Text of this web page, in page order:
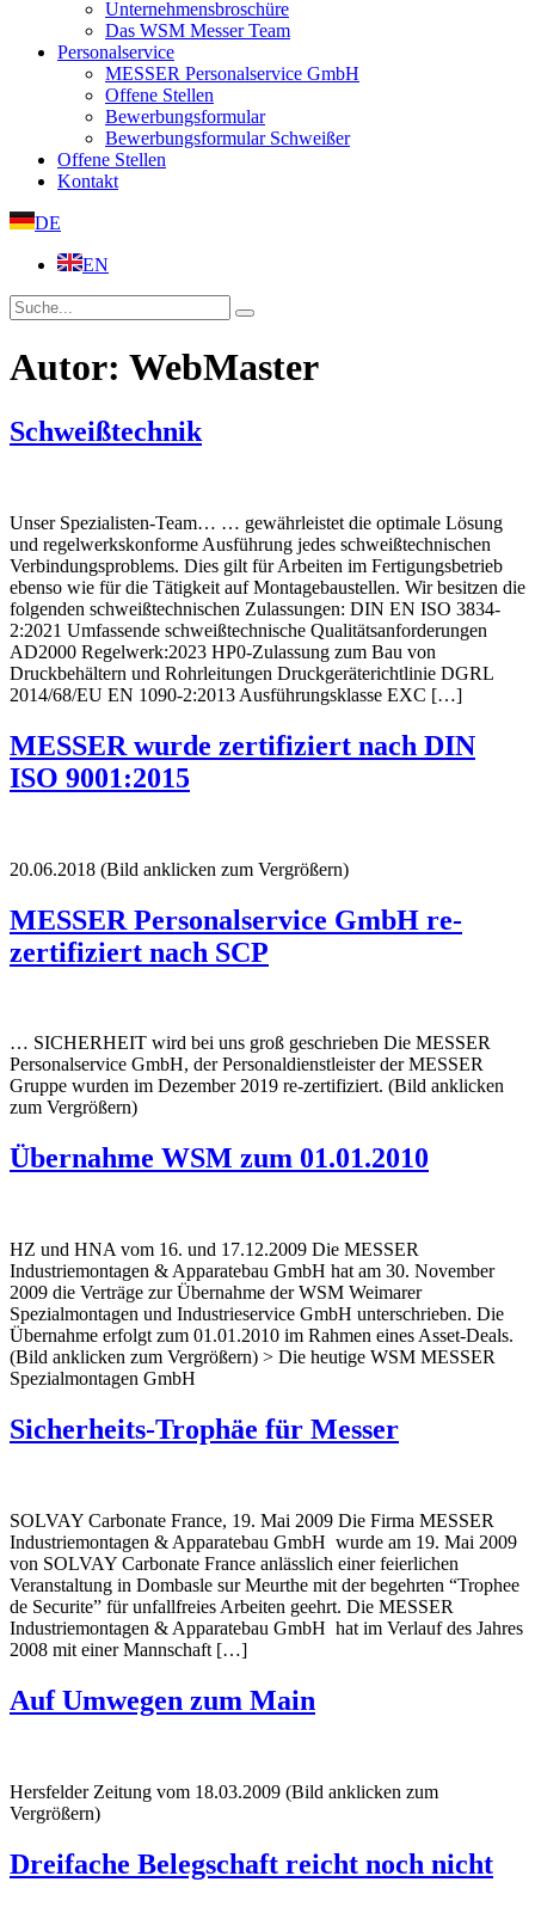
Unternehmensbroschüre
Das WSM Messer Team
Personalservice
MESSER Personalservice GmbH
Offene Stellen
Bewerbungsformular
Bewerbungsformular Schweißer
Offene Stellen
Kontakt
DE
EN
Autor: WebMaster
Schweißtechnik
Unser Spezialisten-Team… … gewährleistet die optimale Lösung
und regelwerkskonforme Ausführung jedes schweißtechnischen
Verbindungsproblems. Dies gilt für Arbeiten im Fertigungsbetrieb
ebenso wie für die Tätigkeit auf Montagebaustellen. Wir besitzen die
folgenden schweißtechnischen Zulassungen: DIN EN ISO 3834-
2:2021 Umfassende schweißtechnische Qualitätsanforderungen
AD2000 Regelwerk:2023 HP0-Zulassung zum Bau von
Druckbehältern und Rohrleitungen Druckgeräterichtlinie DGRL
2014/68/EU EN 1090-2:2013 Ausführungsklasse EXC […]
MESSER wurde zertifiziert nach DIN
ISO 9001:2015
20.06.2018 (Bild anklicken zum Vergrößern)
MESSER Personalservice GmbH re-
zertifiziert nach SCP
… SICHERHEIT wird bei uns groß geschrieben Die MESSER
Personalservice GmbH, der Personaldienstleister der MESSER
Gruppe wurden im Dezember 2019 re-zertifiziert. (Bild anklicken
zum Vergrößern)
Übernahme WSM zum 01.01.2010
HZ und HNA vom 16. und 17.12.2009 Die MESSER
Industriemontagen & Apparatebau GmbH hat am 30. November
2009 die Verträge zur Übernahme der WSM Weimarer
Spezialmontagen und Industrieservice GmbH unterschrieben. Die
Übernahme erfolgt zum 01.01.2010 im Rahmen eines Asset-Deals.
(Bild anklicken zum Vergrößern) > Die heutige WSM MESSER
Spezialmontagen GmbH
Sicherheits-Trophäe für Messer
SOLVAY Carbonate France, 19. Mai 2009 Die Firma MESSER
Industriemontagen & Apparatebau GmbH wurde am 19. Mai 2009
von SOLVAY Carbonate France anlässlich einer feierlichen
Veranstaltung in Dombasle sur Meurthe mit der begehrten “Trophee
de Securite” für unfallfreies Arbeiten geehrt. Die MESSER
Industriemontagen & Apparatebau GmbH hat im Verlauf des Jahres
2008 mit einer Mannschaft […]
Auf Umwegen zum Main
Hersfelder Zeitung vom 18.03.2009 (Bild anklicken zum
Vergrößern)
Dreifache Belegschaft reicht noch nicht